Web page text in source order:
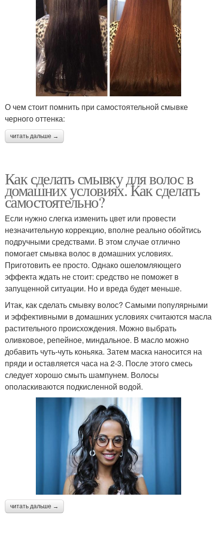
О чем стоит помнить при самостоятельной смывке
черного оттенка:
читать дальше →
Как сделать смывку для волос в
домашних условиях. Как сделать
самостоятельно?
Если нужно слегка изменить цвет или провести
незначительную коррекцию, вполне реально обойтись
подручными средствами. В этом случае отлично
помогает смывка волос в домашних условиях.
Приготовить ее просто. Однако ошеломляющего
эффекта ждать не стоит: средство не поможет в
запущенной ситуации. Но и вреда будет меньше.
Итак, как сделать смывку волос? Самыми популярными
и эффективными в домашних условиях считаются масла
растительного происхождения. Можно выбрать
оливковое, репейное, миндальное. В масло можно
добавить чуть-чуть коньяка. Затем маска наносится на
пряди и оставляется часа на 2-3. После этого смесь
следует хорошо смыть шампунем. Волосы
ополаскиваются подкисленной водой.
читать дальше →